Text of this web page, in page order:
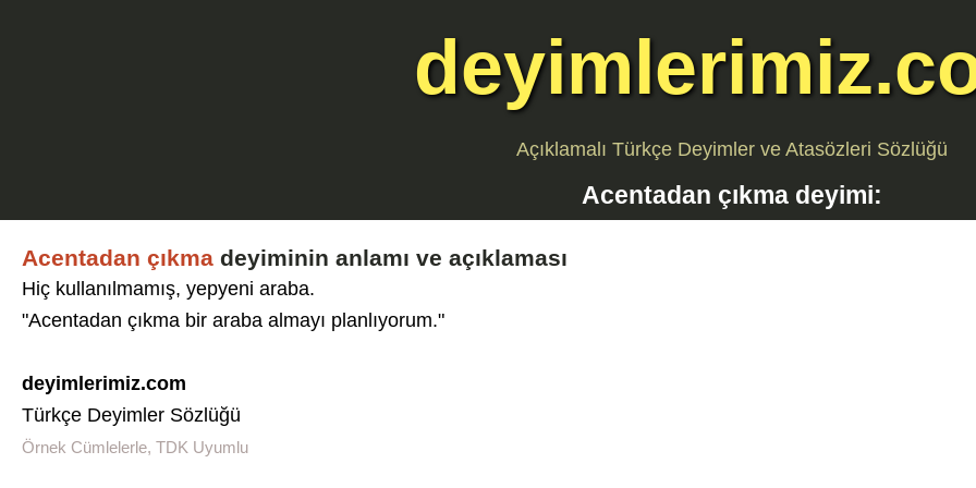
Açıklamalı Türkçe Deyimler ve Atasözleri Sözlüğü
Acentadan çıkma deyimi:
Acentadan çıkma deyiminin anlamı ve açıklaması
Hiç kullanılmamış, yepyeni araba.
"Acentadan çıkma bir araba almayı planlıyorum."
deyimlerimiz.com
Türkçe Deyimler Sözlüğü
Örnek Cümlelerle, TDK Uyumlu